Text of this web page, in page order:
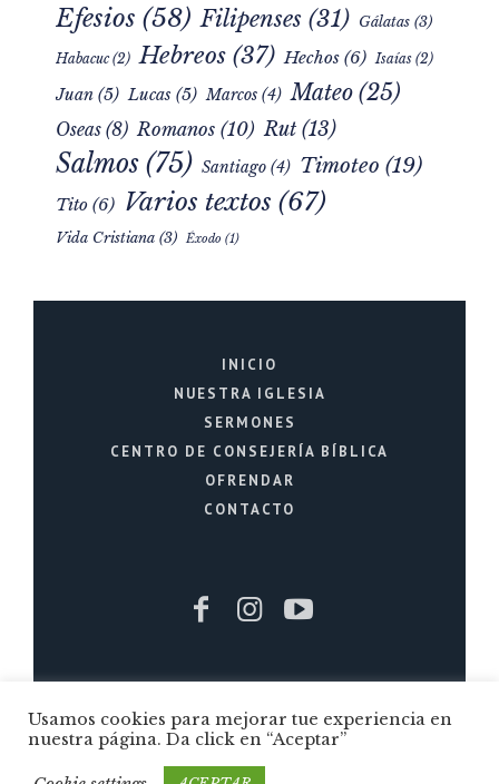
Efesios (58) Filipenses (31) Gálatas (3)
Habacuc (2) Hebreos (37) Hechos (6) Isaías (2)
Juan (5) Lucas (5) Marcos (4) Mateo (25)
Oseas (8) Romanos (10) Rut(13)
Salmos (75) Santiago (4) Timoteo (19)
Tito (6) Varios textos (67)
Vida Cristiana (3) Éxodo (1)
INICIO
NUESTRA IGLESIA
SERMONES
CENTRO DE CONSEJERÍA BÍBLICA
OFRENDAR
CONTACTO
los Derechos Reservados / Quito - Ecuador
Usamos cookies para mejorar tue experiencia en
nuestra página. Da click en “Aceptar”